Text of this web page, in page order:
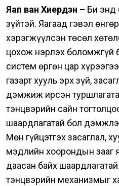
Яап ван Хиердэн – Би энд
зүйтэй. Яагаад гэвэл
хэрэгжүүлсэн төсөл
цохож нэрлэх боломжгүй
систем өргөн цар
газарт хууль эрх зүй,
дэмжиж ирсэн
тэнцвэрийн сайн
шаардлагатай бол
Мөн гүйцэтгэх засаглал,
мэдлийн хоорондын зааг
даасан байх шаардлагатай.
тэнцвэрийн механизмыг